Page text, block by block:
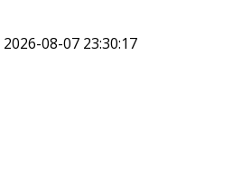
2026-08-07 23:30:17